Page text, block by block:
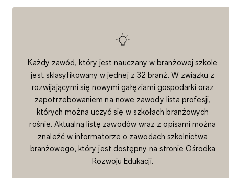
Każdy zawód, który jest nauczany w branżowej szkole
jest sklasyfikowany w jednej z 32 branż. W związku z
rozwijającymi się nowymi gałęziami gospodarki oraz
zapotrzebowaniem na nowe zawody lista profesji,
których można uczyć się w szkołach branżowych
rośnie. Aktualną listę zawodów wraz z opisami można
znaleźć w informatorze o zawodach szkolnictwa
branżowego, który jest dostępny na stronie Ośrodka
Rozwoju Edukacji.